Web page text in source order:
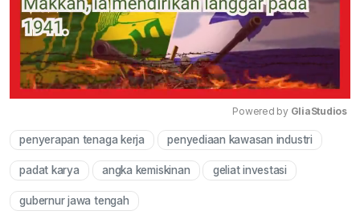
Mute
Powered by GliaStudios
penyerapan tenaga kerja penyediaan kawasan industri
padat karya angka kemiskinan geliat investasi
gubernur jawa tengah